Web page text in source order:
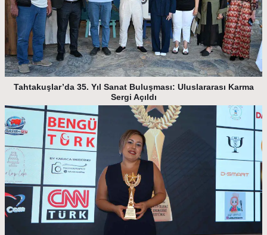
Tahtakuşlar’da 35. Yıl Sanat Buluşması: Uluslararası Karma
Sergi Açıldı